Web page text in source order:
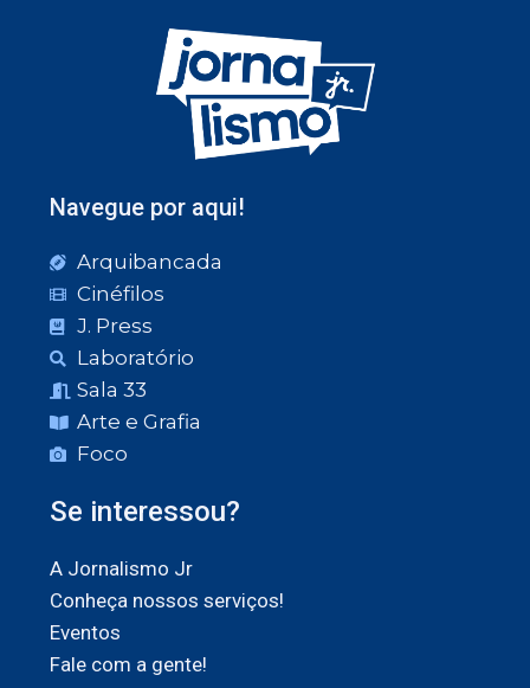
Navegue por aqui!
Arquibancada
Cinéfilos
J. Press
Laboratório
Sala 33
Arte e Grafia
Foco
Se interessou?
A Jornalismo Jr
Conheça nossos serviços!
Eventos
Fale com a gente!